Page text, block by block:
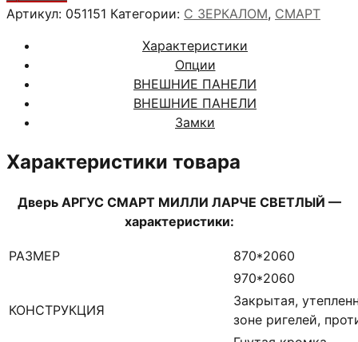
СМАРТ
ЛАРЧЕ
СВЕТЛЫЙ
Артикул: 051151 Категории: С ЗЕРКАЛОМ, СМАРТ
Характеристики
Опции
ВНЕШНИЕ ПАНЕЛИ
ВНЕШНИЕ ПАНЕЛИ
Замки
Характеристики товара
Дверь АРГУС СМАРТ МИЛЛИ ЛАРЧЕ СВЕТЛЫЙ —
характеристики:
РАЗМЕР
870*2060
970*2060
КОНСТРУКЦИЯ
Закрытая,
зоне ригелей,